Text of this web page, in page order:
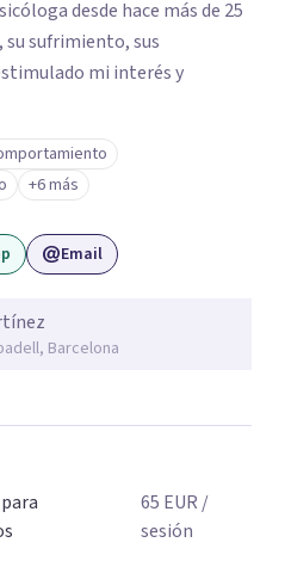
desde hace más de 25
su sufrimiento, sus
mi interés y
+6 más
Email
Barcelona
65 EUR /
sesión